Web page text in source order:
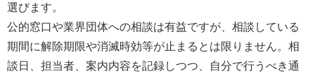
選びます。
公的窓口や業界団体への相談は有益ですが、相談している
期間に解除期限や消滅時効等が止まるとは限りません。相
談日、担当者、案内内容を記録しつつ、自分で行うべき通